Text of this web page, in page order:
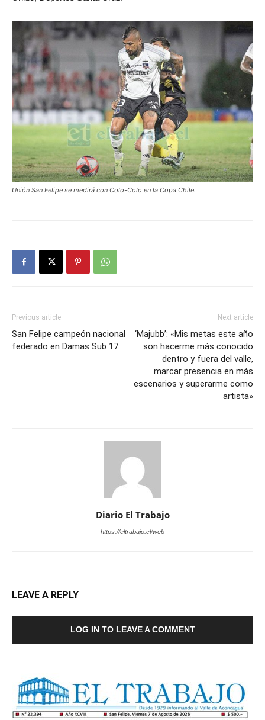
Unión San Felipe se medirá con Colo-Colo en la Copa Chile.
Previous article
San Felipe campeón nacional
federado en Damas Sub 17
Next article
‘Majubb’: «Mis metas este año
son hacerme más conocido
dentro y fuera del valle,
marcar presencia en más
escenarios y superarme como
artista»
Diario El Trabajo
https://eltrabajo.cl/web
LEAVE A REPLY
LOG IN TO LEAVE A COMMENT